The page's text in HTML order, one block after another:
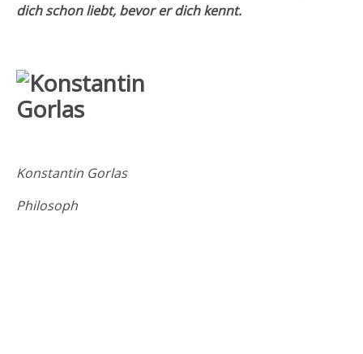
dich schon liebt, bevor er dich kennt.
Konstantin Gorlas
Philosoph